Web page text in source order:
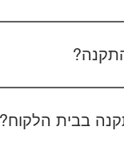
בבית הלקוח?